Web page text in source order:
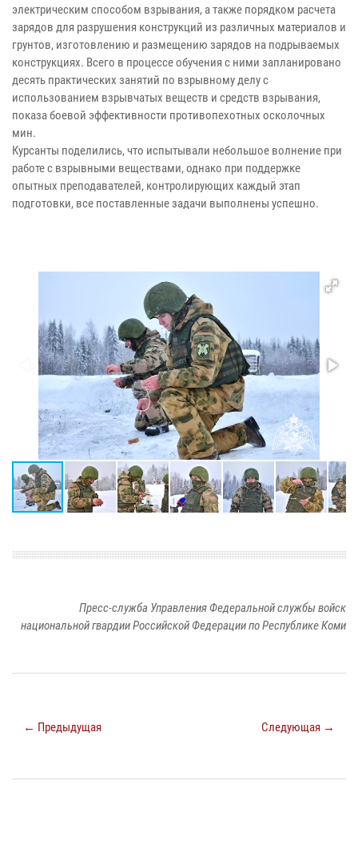
электрическим способом взрывания, а также порядком расчета
зарядов для разрушения конструкций из различных материалов и
грунтов, изготовлению и размещению зарядов на подрываемых
конструкциях. Всего в процессе обучения с ними запланировано
десять практических занятий по взрывному делу с
использованием взрывчатых веществ и средств взрывания,
показа боевой эффективности противопехотных осколочных
мин.
Курсанты поделились, что испытывали небольшое волнение при
работе с взрывными веществами, однако при поддержке
опытных преподавателей, контролирующих каждый этап
подготовки, все поставленные задачи выполнены успешно.
Пресс-служба Управления Федеральной службы войск
национальной гвардии Российской Федерации по Республике Коми
← Предыдущая Следующая →